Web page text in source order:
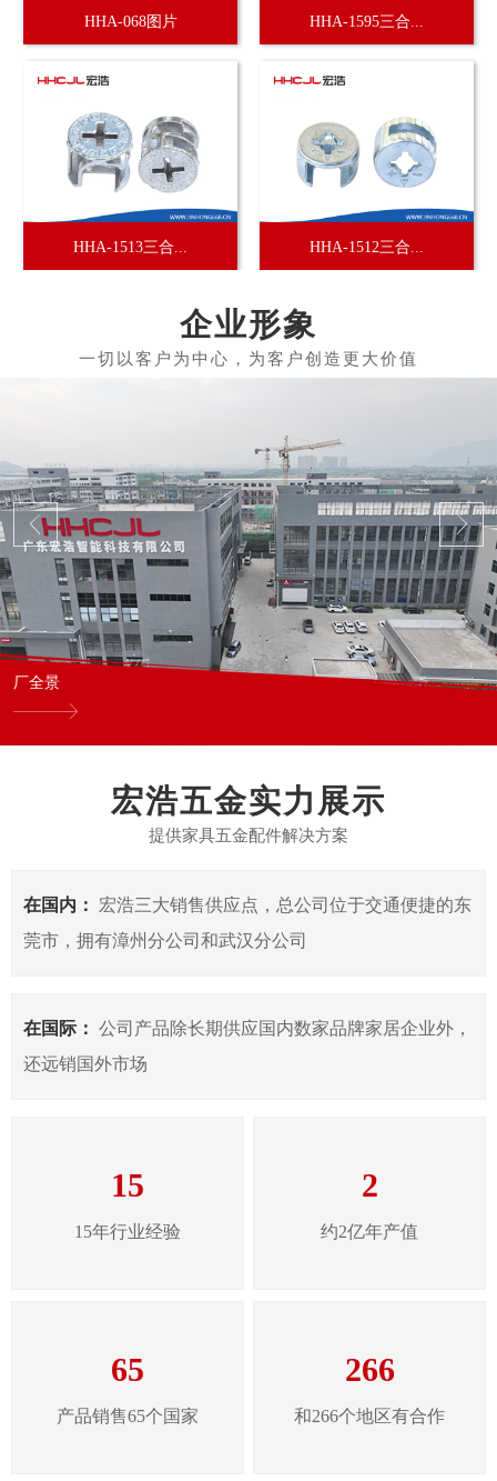
HHA-068图片 HHA-1595三合...
HHA-1513三合... HHA-1512三合...
企业形象
厂全景
宏浩五金实力展示
提供家具五金配件解决方案
在国内：
宏浩三大销售供应点，总公司位于交通便捷的东
莞市，拥有漳州分公司和武汉分公司
在国际： 公司产品除长期供应国内数家品牌家居企业外，
还远销国外市场
15
15年行业经验
2
约2亿年产值
65
产品销售65个国家
266
和266个地区有合作